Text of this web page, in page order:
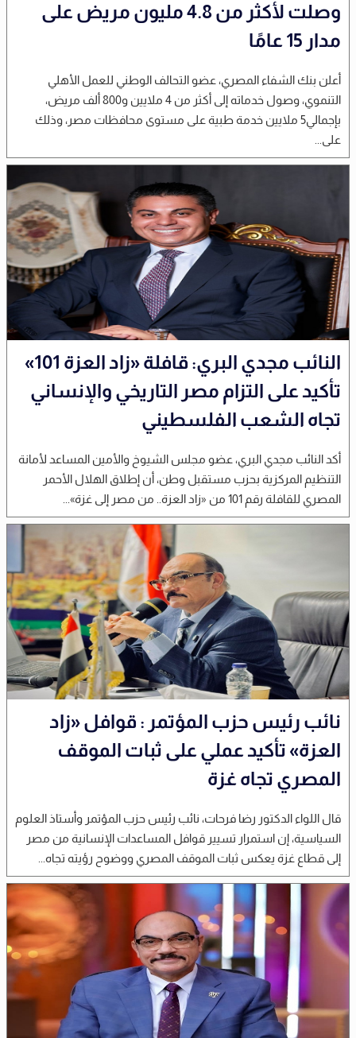
وصلت لأكثر من 4.8 مليون مريض على
مدار 15 عامًا
أعلن بنك الشفاء المصري، عضو التحالف الوطني للعمل الأهلي
التنموي، وصول خدماته إلى أكثر من 4 ملايين و800 ألف مريض،
بإجمالي5 ملايين خدمة طبية على مستوى محافظات مصر، وذلك
على...
النائب مجدي البري: قافلة «زاد العزة 101»
تأكيد على التزام مصر التاريخي والإنساني
تجاه الشعب الفلسطيني
أكد النائب مجدي البري، عضو مجلس الشيوخ والأمين المساعد لأمانة
التنظيم المركزية بحزب مستقبل وطن، أن إطلاق الهلال الأحمر
المصري للقافلة رقم 101 من «زاد العزة.. من مصر إلى غزة»...
نائب رئيس حزب المؤتمر : قوافل «زاد
العزة» تأكيد عملي على ثبات الموقف
المصري تجاه غزة
قال اللواء الدكتور رضا فرحات، نائب رئيس حزب المؤتمر وأستاذ العلوم
السياسية، إن استمرار تسيير قوافل المساعدات الإنسانية من مصر
إلى قطاع غزة يعكس ثبات الموقف المصري ووضوح رؤيته تجاه...